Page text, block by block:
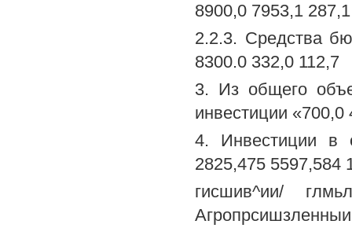
8900,0 7953,1
2.2.3. Средства
8300.0 332,0 112,7
3. Из общего
инвестиции
4. Инвестиции в
2825,475 5597,584
гисшив^ии/